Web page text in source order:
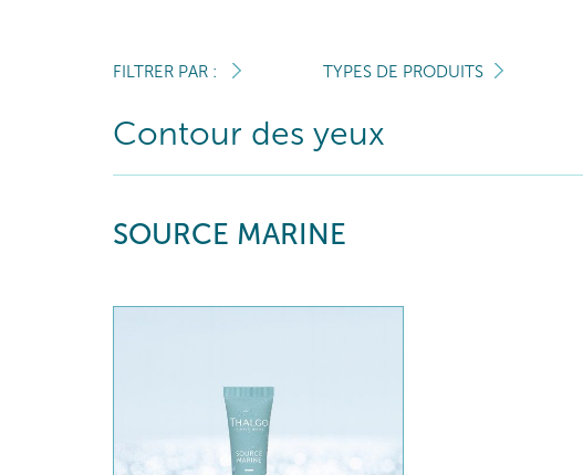
FILTRER PAR : TYPES DE PRODUITS
Contour des yeux
SOURCE MARINE